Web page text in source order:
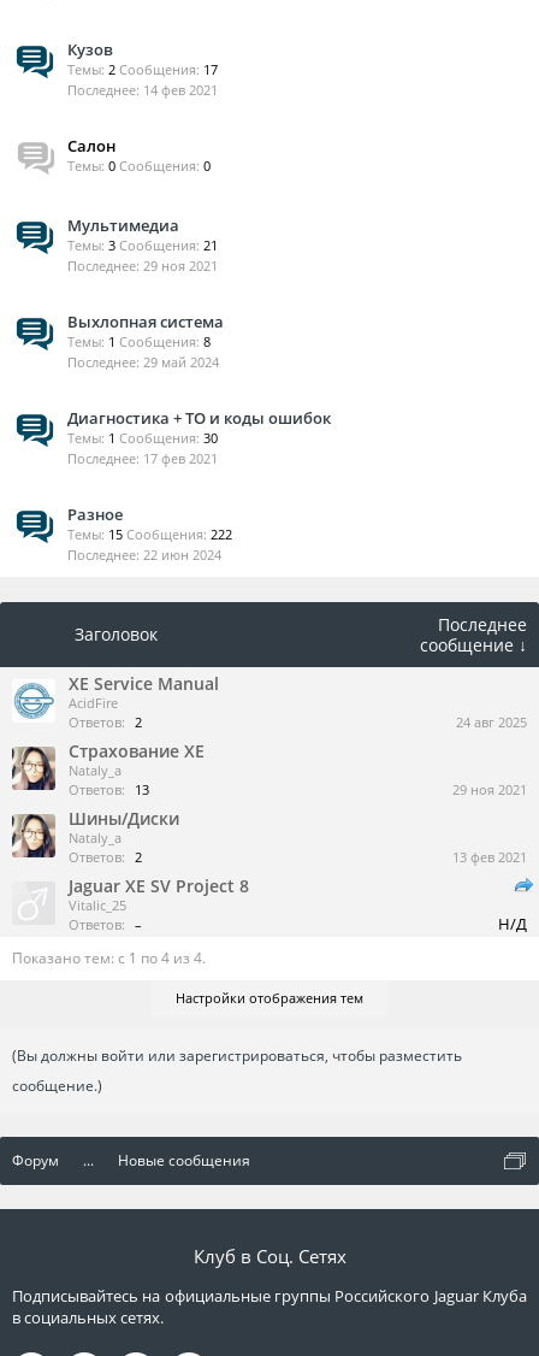
Кузов
Темы: 2 Сообщения: 17
14 фев 2021
Салон
Темы: 0 Сообщения: 0
Мультимедиа
Темы: 3 Сообщения: 21
29 ноя 2021
Выхлопная система
Темы: 1 Сообщения: 8
29 май 2024
Диагностика + ТО и коды ошибок
Темы: 1 Сообщения: 30
17 фев 2021
Разное
Темы: 15 Сообщения: 222
22 июн 2024
Заголовок
Последнее
сообщение ↓
XE Service Manual
AcidFire
Ответов: 2 24 авг 2025
Страхование ХЕ
Nataly_a
Ответов:
13 29 ноя 2021
Шины/Диски
Nataly_a
Ответов: 2 13 фев 2021
Jaguar XE SV Project 8
Vitalic_25
Ответов: – Н/Д
Показано тем: с 1 по 4 из 4.
Настройки отображения тем
(Вы должны войти или зарегистрироваться, чтобы разместить
сообщение.)
Форум ... Новые сообщения
Клуб в Соц. Сетях
Подписывайтесь на официальные группы Российского Jaguar Клуба
в социальных сетях.